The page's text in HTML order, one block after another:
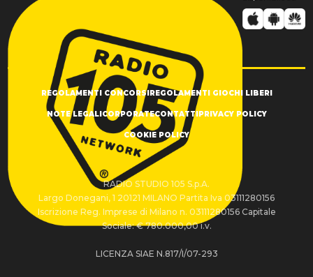
REGOLAMENTI CONCORSIREGOLAMENTI GIOCHI LIBERI
NOTE LEGALICORPORATECONTATTIPRIVACY POLICY
COOKIE POLICY
RADIO STUDIO 105 S.p.A.
Largo Donegani, 1 20121 MILANO Partita Iva 03111280156
Iscrizione Reg. Imprese di Milano n. 03111280156 Capitale
Sociale: € 780.000,00 i.v.
LICENZA SIAE N.817/I/07-293